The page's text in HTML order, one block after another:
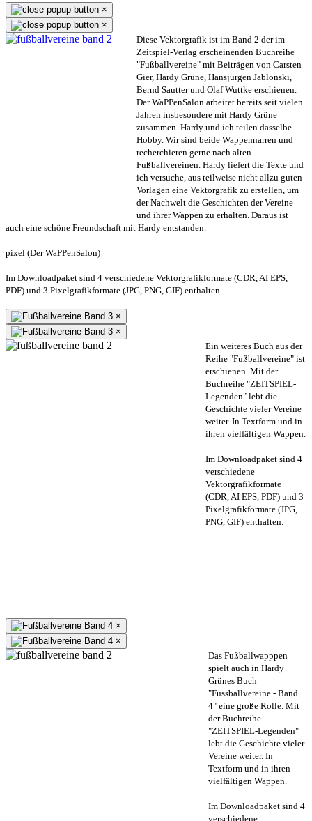
×
×
Diese Vektorgrafik ist im Band 2 der im
Zeitspiel-Verlag erscheinenden Buchreihe
"Fußballvereine" mit Beiträgen von Carsten
Gier, Hardy Grüne, Hansjürgen Jablonski,
Bernd Sautter und Olaf Wuttke erschienen.
Der WaPPenSalon arbeitet bereits seit vielen
Jahren insbesondere mit Hardy Grüne
zusammen. Hardy und ich teilen dasselbe
Hobby. Wir sind beide Wappennarren und
recherchieren gerne nach alten
Fußballvereinen. Hardy liefert die Texte und
ich versuche, aus teilweise nicht allzu guten
Vorlagen eine Vektorgrafik zu erstellen, um
der Nachwelt die Geschichten der Vereine
und ihrer Wappen zu erhalten. Daraus ist
auch eine schöne Freundschaft mit Hardy entstanden.
pixel (Der WaPPenSalon)
Im Downloadpaket sind 4 verschiedene Vektorgrafikformate (CDR, AI EPS,
PDF) und 3 Pixelgrafikformate (JPG, PNG, GIF) enthalten.
×
×
Ein weiteres Buch aus der
Reihe "Fußballvereine" ist
erschienen. Mit der
Buchreihe "ZEITSPIEL-
Legenden" lebt die
Geschichte vieler Vereine
weiter. In Textform und in
ihren vielfältigen Wappen.
Im Downloadpaket sind 4
verschiedene
Vektorgrafikformate
(CDR, AI EPS, PDF) und 3
Pixelgrafikformate (JPG,
PNG, GIF) enthalten.
×
×
Das Fußballwapppen
spielt auch in Hardy
Grünes Buch
"Fussballvereine - Band
4" eine große Rolle. Mit
der Buchreihe
"ZEITSPIEL-Legenden"
lebt die Geschichte vieler
Vereine weiter. In
Textform und in ihren
vielfältigen Wappen.
Im Downloadpaket sind 4
verschiedene